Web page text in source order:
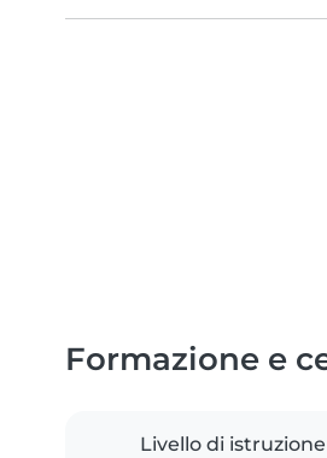
Formazione e
Livello di istruzione